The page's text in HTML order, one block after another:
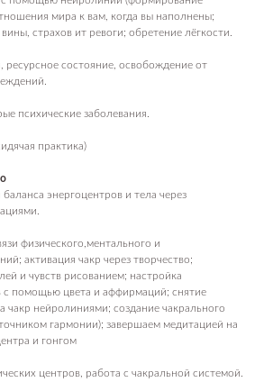
мира к вам, когда вы наполнены;
страхов ит ревоги; обретение лёгкости.
ресурсное состояние, освобождение от
психические заболевания.
практика)
энергоцентров и тела через
физического,ментального и
активация чакр через творчество;
и чувств рисованием; настройка
с помощью цвета и аффирмаций; снятие
чакр нейролиниями; создание чакрального
гармонии); завершаем медитацией на
и гонгом
центров, работа с чакральной системой.